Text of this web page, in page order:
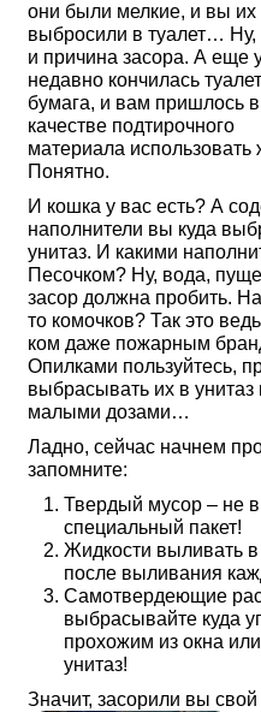
они были мелкие, и вы их
выбросили в туалет… Ну,
и причина засора. А еще
недавно кончилась
бумага, и вам пришлось в
качестве подтирочного
материала
Понятно.
И кошка у вас есть? А
наполнители вы куда
унитаз. И какими
Песочком? Ну, вода,
засор должна пробить.
то комочков? Так это
ком даже пожарным
Опилками пользуйтесь,
выбрасывать их в
малыми дозами…
Ладно, сейчас начнем
запомните:
Твердый мусор – не
специальный пакет!
Жидкости выливать
после выливания
Самотвердеющие
выбрасывайте куда
прохожим из окна
унитаз!
Значит, засорили вы